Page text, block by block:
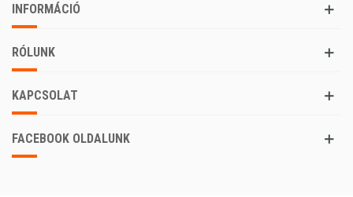
INFORMÁCIÓ
RÓLUNK
KAPCSOLAT
FACEBOOK OLDALUNK